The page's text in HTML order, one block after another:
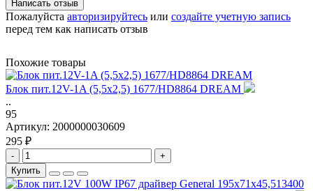
Написать отзыв
Пожалуйста авторизируйтесь или создайте учетную запись
перед тем как написать отзыв
Похожие товары
Блок пит.12V-1A (5,5х2,5) 1677/HD8864 DREAM
..
95
Артикул: 2000000030609
295 ₽
-
+
Купить